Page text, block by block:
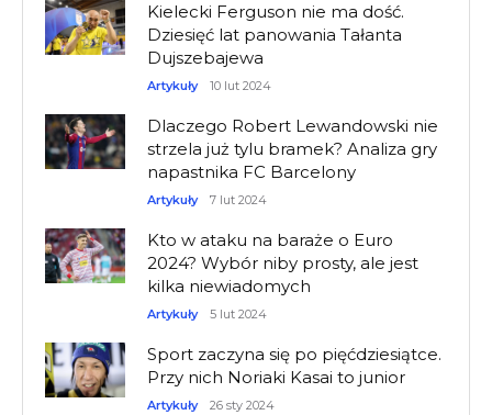
Kielecki Ferguson nie ma dość.
Dziesięć lat panowania Tałanta
Dujszebajewa
Artykuły 10 lut 2024
Dlaczego Robert Lewandowski nie
strzela już tylu bramek? Analiza gry
napastnika FC Barcelony
Artykuły 7 lut 2024
Kto w ataku na baraże o Euro
2024? Wybór niby prosty, ale jest
kilka niewiadomych
Artykuły 5 lut 2024
Sport zaczyna się po pięćdziesiątce.
Przy nich Noriaki Kasai to junior
Artykuły 26 sty 2024